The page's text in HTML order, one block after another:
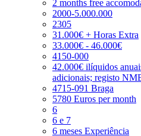
2 months free
2000-5.000.000
2305
31.000€ + Horas Extra
33.000€ - 46.000€
4150-000
42.000€ ilíquidos
adicionais; registo
4715-091 Braga
5780 Euros per month
6
6 e 7
6 meses Experiência